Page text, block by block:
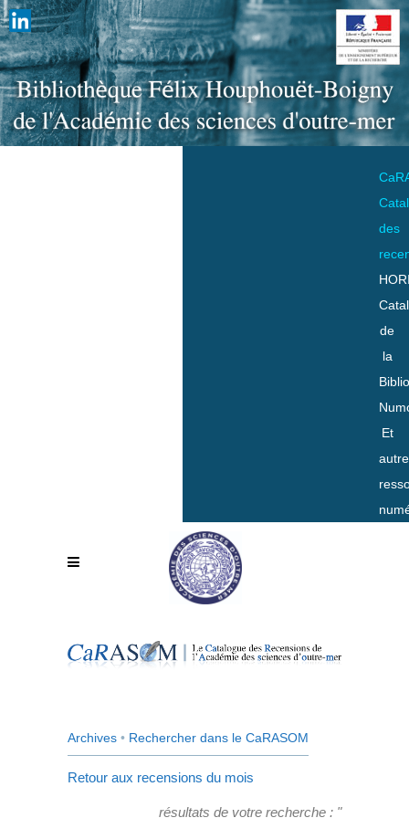
des
de
la
Et
Archives • Rechercher dans le CaRASOM
Retour aux recensions du mois
résultats de votre recherche : "